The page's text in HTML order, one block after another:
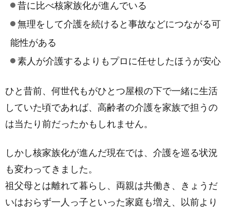
昔に比べ核家族化が進んでいる
無理をして介護を続けると事故などにつながる可
能性がある
素人が介護するよりもプロに任せしたほうが安心
ひと昔前、何世代もがひとつ屋根の下で一緒に生活
していた頃であれば、高齢者の介護を家族で担うの
は当たり前だったかもしれません。
しかし核家族化が進んだ現在では、介護を巡る状況
も変わってきました。
祖父母とは離れて暮らし、両親は共働き、きょうだ
いはおらず一人っ子といった家庭も増え、以前より